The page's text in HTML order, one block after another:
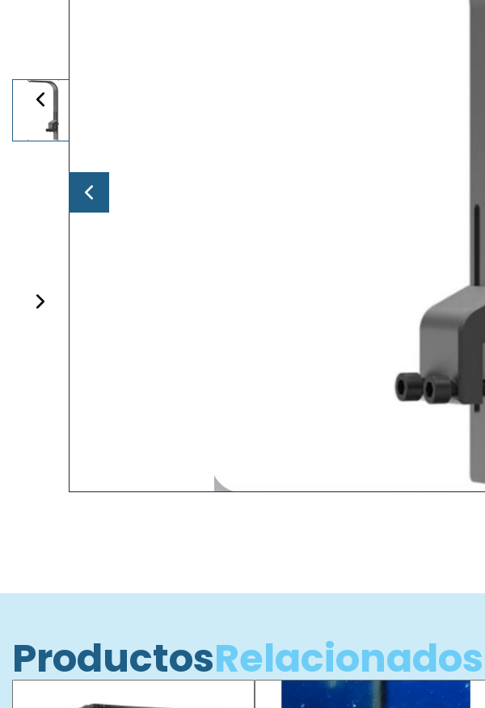
ProductosRelacionados